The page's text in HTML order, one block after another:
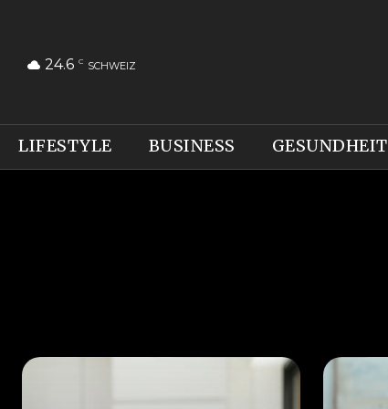
24.6 C SCHWEIZ
LIFESTYLE BUSINESS GESUNDHEIT